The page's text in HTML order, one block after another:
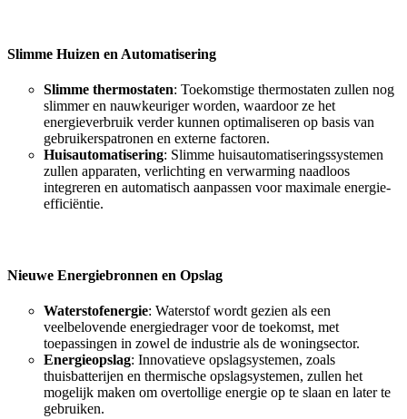
Slimme Huizen en Automatisering
Slimme thermostaten: Toekomstige thermostaten zullen nog
slimmer en nauwkeuriger worden, waardoor ze het
energieverbruik verder kunnen optimaliseren op basis van
gebruikerspatronen en externe factoren.
Huisautomatisering: Slimme huisautomatiseringssystemen
zullen apparaten, verlichting en verwarming naadloos
integreren en automatisch aanpassen voor maximale energie-
efficiëntie.
Nieuwe Energiebronnen en Opslag
Waterstofenergie: Waterstof wordt gezien als een
veelbelovende energiedrager voor de toekomst, met
toepassingen in zowel de industrie als de woningsector.
Energieopslag: Innovatieve opslagsystemen, zoals
thuisbatterijen en thermische opslagsystemen, zullen het
mogelijk maken om overtollige energie op te slaan en later te
gebruiken.